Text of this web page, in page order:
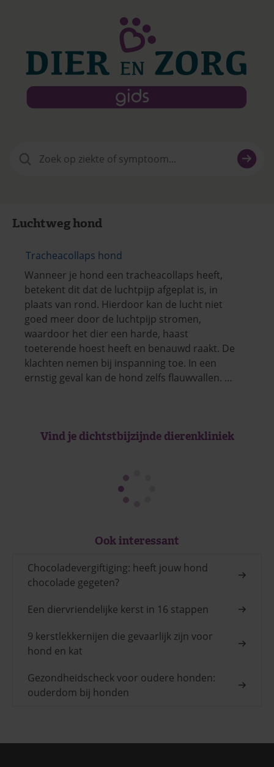
naar:
Luchtweg hond
Tracheacollaps hond
Wanneer je hond een tracheacollaps heeft,
betekent dit dat de luchtpijp afgeplat is, in
plaats van rond. Hierdoor kan de lucht niet
goed meer door de luchtpijp stromen,
waardoor het dier een harde, haast
toeterende hoest heeft en benauwd raakt. De
klachten nemen bij inspanning toe. In een
ernstig geval kan de hond zelfs flauwvallen. …
Vind je dichtstbijzijnde dierenkliniek
Ook interessant
Chocoladevergiftiging: heeft jouw hond
chocolade gegeten?
Een diervriendelijke kerst in 16 stappen
9 kerstlekkernijen die gevaarlijk zijn voor
hond en kat
Gezondheidscheck voor oudere honden:
ouderdom bij honden